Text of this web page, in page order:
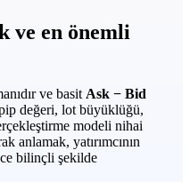
ve en önemli
ve basit Ask − Bid
değeri, lot büyüklüğü,
modeli nihai
anlamak, yatırımcının
bilinçli şekilde